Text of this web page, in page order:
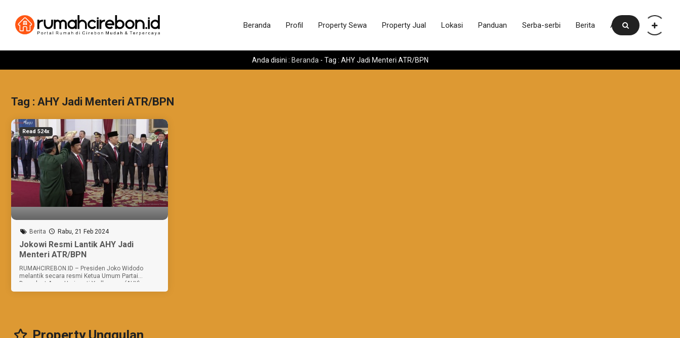
Beranda Profil Property Sewa Property Jual Lokasi Panduan Serba-serbi Berita Artikel
Anda disini : Beranda - Tag : AHY Jadi Menteri ATR/BPN
Tag : AHY Jadi Menteri ATR/BPN
Read 524x
Berita Rabu, 21 Feb 2024
Jokowi Resmi Lantik AHY Jadi
Menteri ATR/BPN
RUMAHCIREBON.ID – Presiden Joko Widodo
melantik secara resmi Ketua Umum Partai
Demokrat Agus Harimurti Yudhoyono (AHY)
sebagai Menteri Agraria dan Tata Ruang/Badan
Property Unggulan